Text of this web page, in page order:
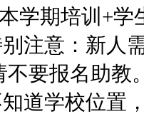
学期培训+
注意：新人
不要报名助教
道学校位置